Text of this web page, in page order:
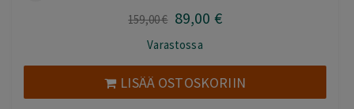
159,00€ Alkuperäinen
oli:
159,00 €.
89,00 €Nykyinen
89,00 €.
Varastossa
LISÄÄ OSTOSKORIIN